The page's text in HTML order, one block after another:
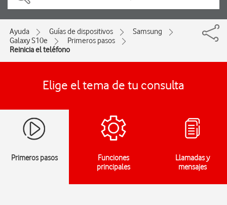
Ayuda Guías de dispositivos
Samsung
Galaxy S10e
Primeros pasos
Reinicia el teléfono
Elige el tema de tu consulta
Primeros pasos
Funciones
principales
Llamadas y
mensajes